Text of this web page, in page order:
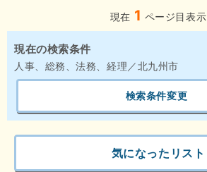
現在 1 ページ目表示
現在の検索条件
人事、総務、法務、経理／北九州市
検索条件変更
気になったリスト